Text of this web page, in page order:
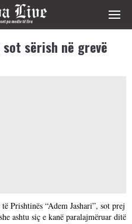
sërish në grevë
Prishtinës “Adem Jashari”, sot prej
ashtu siç e kanë paralajmëruar ditë